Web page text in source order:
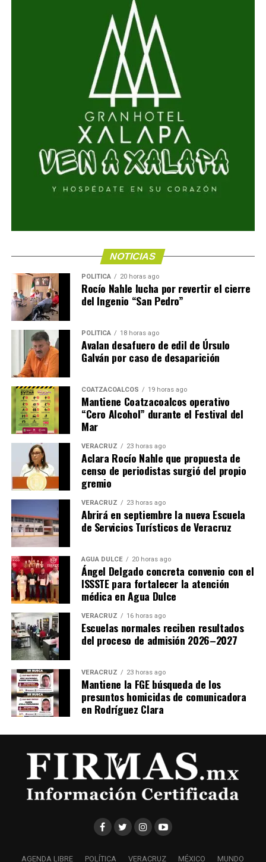
NOTICIAS
POLÍTICA 20 horas ago
Rocío Nahle lucha por revertir el cierre
del Ingenio “San Pedro”
POLÍTICA 18 horas ago
Avalan desafuero de edil de Úrsulo
Galván por caso de desaparición
COATZACOALCOS 19 horas ago
Mantiene Coatzacoalcos operativo
“Cero Alcohol” durante el Festival del
Mar
VERACRUZ 23 horas ago
Aclara Rocío Nahle que propuesta de
censo de periodistas surgió del propio
gremio
VERACRUZ 23 horas ago
Abrirá en septiembre la nueva Escuela
de Servicios Turísticos de Veracruz
AGUA DULCE 20 horas ago
Ángel Delgado concreta convenio con el
ISSSTE para fortalecer la atención
médica en Agua Dulce
VERACRUZ 16 horas ago
Escuelas normales reciben resultados
del proceso de admisión 2026–2027
VERACRUZ 23 horas ago
Mantiene la FGE búsqueda de los
presuntos homicidas de comunicadora
en Rodríguez Clara
AGENDA LIBRE POLÍTICA VERACRUZ MÉXICO MUNDO